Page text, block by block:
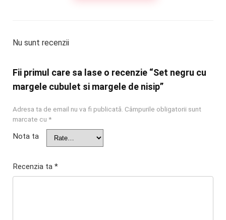
Nu sunt recenzii
Fii primul care sa lase o recenzie “Set negru cu
margele cubulet si margele de nisip”
Adresa ta de email nu va fi publicată. Câmpurile obligatorii sunt
marcate cu *
Nota ta
Recenzia ta *